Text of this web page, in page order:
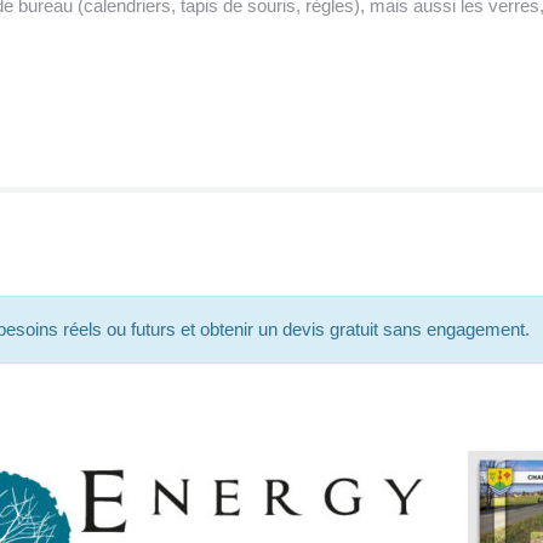
bureau (calendriers, tapis de souris, règles), mais aussi les
réels ou futurs et obtenir un devis gratuit sans engagement.